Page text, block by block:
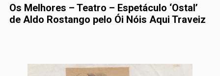
Os Melhores – Teatro – Espetáculo ‘Ostal’
de Aldo Rostango pelo Ói Nóis Aqui Traveiz